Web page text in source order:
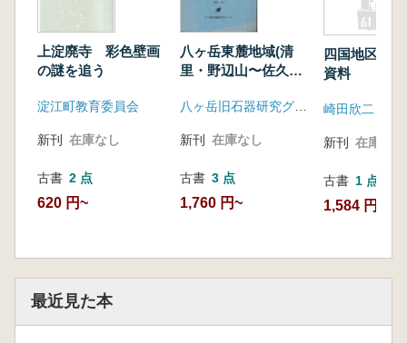
上淀廃寺 彩色壁画
の謎を追う
淀江町教育委員会
新刊 在庫なし
古書 2 点
620 円~
八ヶ岳東麓地域(清
里・野辺山〜佐久郡
新刊 在庫なし
古書 3 点
1,760 円~
四国地区移
資料
崎田欣二 坪
新刊 在庫なし
古書 1 点
1,584 円
最近見た本